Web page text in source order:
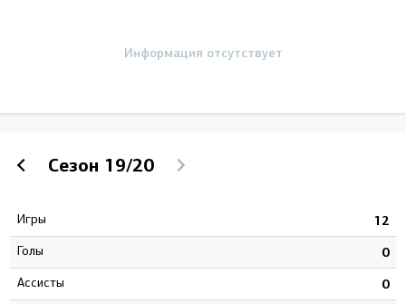
Информация отсутствует
Сезон 19/20
Игры 12
Голы 0
Ассисты 0